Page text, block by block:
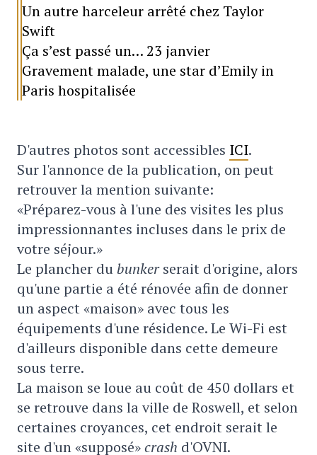
Un autre harceleur arrêté chez Taylor
Swift
Ça s’est passé un… 23 janvier
Gravement malade, une star d’Emily in
Paris hospitalisée
D'autres photos sont accessibles ICI.
Sur l'annonce de la publication, on peut
retrouver la mention suivante:
«Préparez-vous à l'une des visites les plus
impressionnantes incluses dans le prix de
votre séjour.»
Le plancher dubunkerserait d'origine, alors
qu'une partie a été rénovée afin de donner
un aspect «maison» avec tous les
équipements d'une résidence. Le Wi-Fi est
d'ailleurs disponible dans cette demeure
sous terre.
La maison se loue au coût de 450 dollars et
se retrouve dans la ville de Roswell, et selon
certaines croyances, cet endroit serait le
site d'un «supposé»crash d'OVNI.